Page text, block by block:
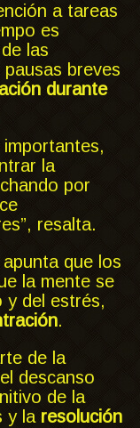
a tareas
es
las
breves
durante
la
por
resalta.
que los
la mente se
y del estrés,
.
de la
descanso
de la
y la resolución